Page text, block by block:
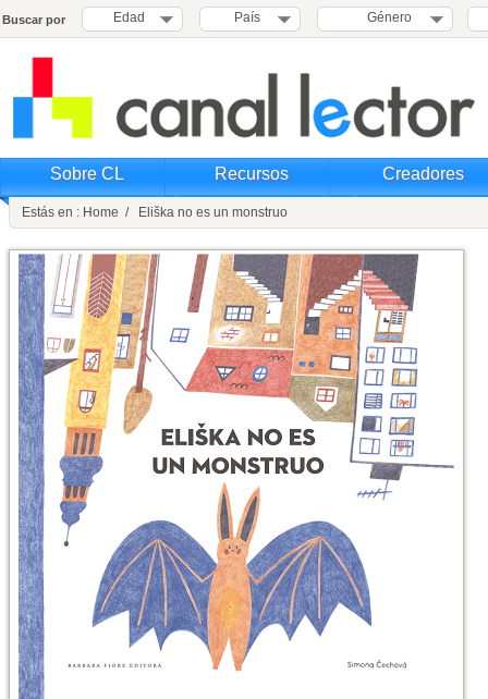
Buscar por Edad País Género
Sobre CL Recursos Creadores
Estás en : Home / Eliška no es un monstruo